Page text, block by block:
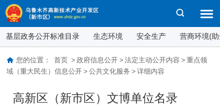
基层政务公开标准目录 生态环境 安全生产 营商环境(
您的位置： 首页 > 政府信息公开 > 法定主动公开内容 > 重点领
域（重大民生）信息公开 > 公共文化服务 > 详细内容
高新区（新市区）文博单位名录